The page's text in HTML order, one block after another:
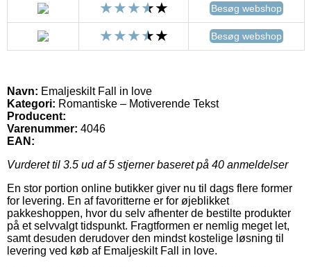
Besøg webshop
Besøg webshop
Navn: Emaljeskilt Fall in love
Kategori: Romantiske – Motiverende Tekst
Producent:
Varenummer: 4046
EAN:
Vurderet til 3.5 ud af 5 stjerner baseret på 40 anmeldelser
En stor portion online butikker giver nu til dags flere former
for levering. En af favoritterne er for øjeblikket
pakkeshoppen, hvor du selv afhenter de bestilte produkter
på et selvvalgt tidspunkt. Fragtformen er nemlig meget let,
samt desuden derudover den mindst kostelige løsning til
levering ved køb af Emaljeskilt Fall in love.